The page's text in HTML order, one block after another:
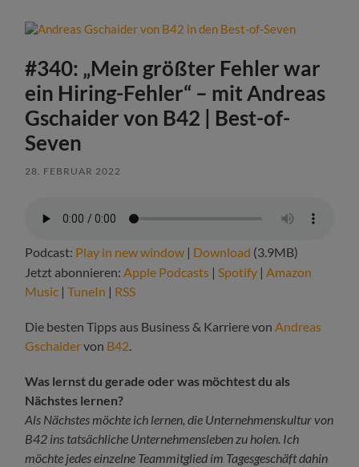
#340: „Mein größter Fehler war
ein Hiring-Fehler“ – mit Andreas
Gschaider von B42 | Best-of-
Seven
28. FEBRUAR 2022
Podcast: Play in new window | Download (3.9MB)
Jetzt abonnieren:Apple Podcasts |Spotify |Amazon
Music |TuneIn | RSS
Die besten Tipps aus Business & Karriere vonAndreas
Gschaidervon B42.
Was lernst du gerade oder was möchtest du als
Nächstes lernen?
Als Nächstes möchte ich lernen, die Unternehmenskultur von
B42 ins tatsächliche Unternehmensleben zu holen. Ich
möchte jedes einzelne Teammitglied im Tagesgeschäft dahin